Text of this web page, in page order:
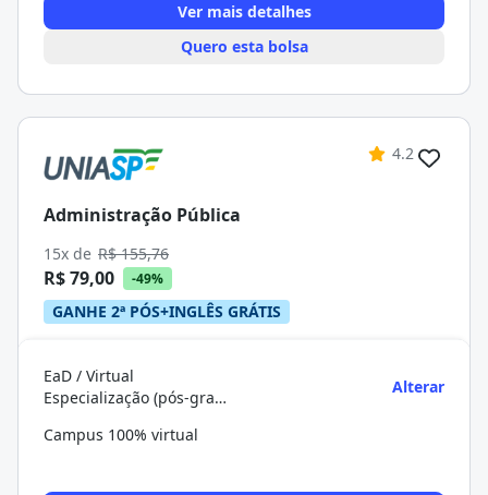
Ver mais detalhes
Quero esta bolsa
4.2
Administração Pública
15x de R$ 155,76
R$ 79,00 -49%
GANHE 2ª PÓS+INGLÊS GRÁTIS
EaD / Virtual
Especialização (pós-graduação)
Alterar
Campus 100% virtual